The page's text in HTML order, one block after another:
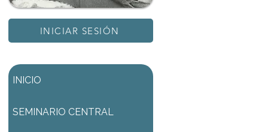
INICIAR SESIÓN
INICIO
SEMINARIO CENTRAL